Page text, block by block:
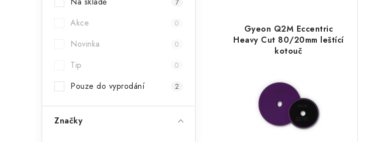
n
7
Akce 0
Novinka 0
Tip 0
Pouze do vyprodání 2
Značky
e
n
r
o
Gyeon Q2M Eccentric
Heavy Cut 80/20mm leštící
kotouč